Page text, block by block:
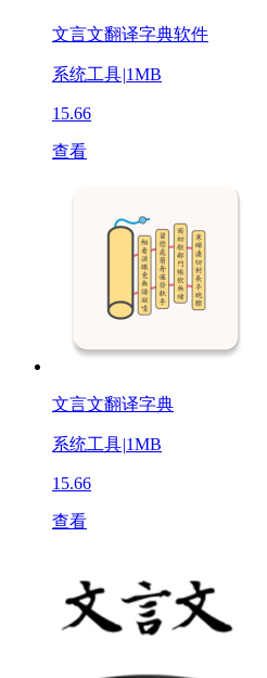
文言文翻译字典软件
系统工具|1MB
15.66
查看
文言文翻译字典
系统工具|1MB
15.66
查看